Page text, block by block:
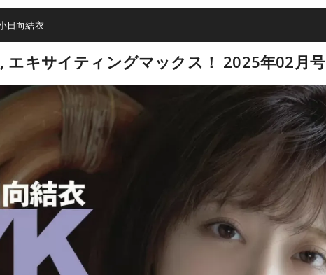
日向結衣
エキサイティングマックス！ 2025年02月号